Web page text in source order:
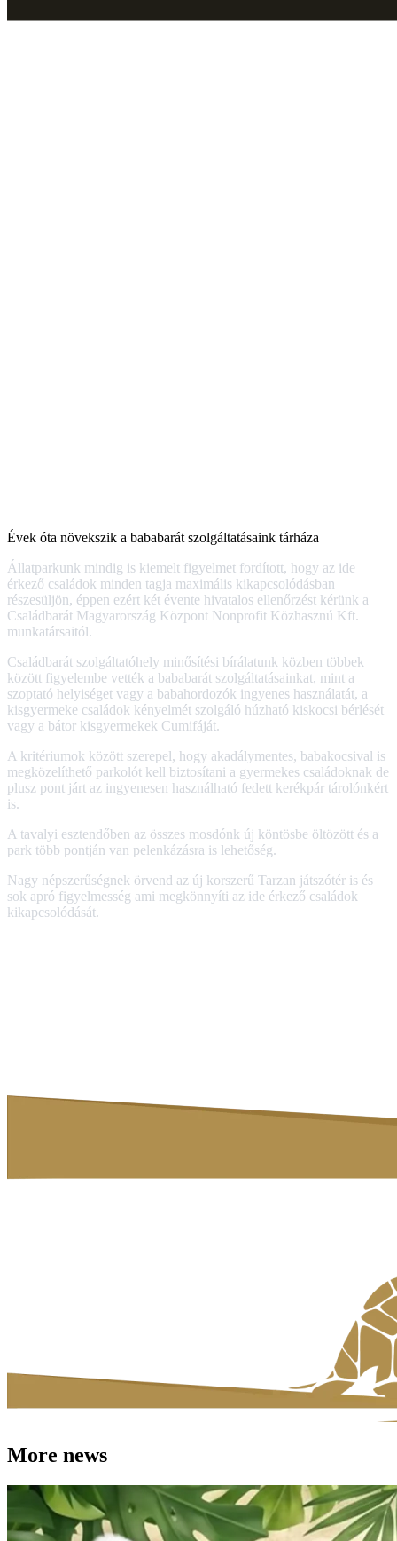
Évek óta növekszik a bababarát szolgáltatásaink tárháza
Állatparkunk mindig is kiemelt figyelmet fordított, hogy az ide
érkező családok minden tagja maximális kikapcsolódásban
részesüljön, éppen ezért két évente hivatalos ellenőrzést kérünk a
Családbarát Magyarország Központ Nonprofit Közhasznú Kft.
munkatársaitól.
Családbarát szolgáltatóhely minősítési bírálatunk közben többek
között figyelembe vették a bababarát szolgáltatásainkat, mint a
szoptató helyiséget vagy a babahordozók ingyenes használatát, a
kisgyermeke családok kényelmét szolgáló húzható kiskocsi bérlését
vagy a bátor kisgyermekek Cumifáját.
A kritériumok között szerepel, hogy akadálymentes, babakocsival is
megközelíthető parkolót kell biztosítani a gyermekes családoknak de
plusz pont járt az ingyenesen használható fedett kerékpár tárolónkért
is.
A tavalyi esztendőben az összes mosdónk új köntösbe öltözött és a
park több pontján van pelenkázásra is lehetőség.
Nagy népszerűségnek örvend az új korszerű Tarzan játszótér is és
sok apró figyelmesség ami megkönnyíti az ide érkező családok
kikapcsolódását.
More news